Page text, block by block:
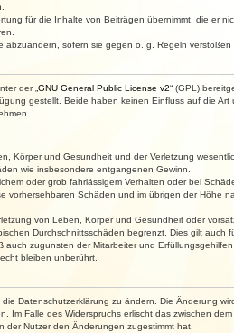
für die Inhalte von Beiträgen übernimmt, die er
sofern sie gegen o. g. Regeln
der „ GNU General Public License v2“ (GPL)
gestellt. Beide haben keinen Einfluss auf die
Körper und Gesundheit und der Verletzung
wie insbesondere entgangenen Gewinn.
oder grob fahrlässigem Verhalten oder bei
vorhersehbaren Schäden und im übrigen der
von Leben, Körper und Gesundheit oder
Durchschnittsschäden begrenzt. Dies gilt auch
zugunsten der Mitarbeiter und Erfüllungsgehilfen
bleiben unberührt.
Datenschutzerklärung zu ändern. Die Änderung
Im Falle des Widerspruchs erlischt das zwischen
Nutzer den Änderungen zugestimmt hat.